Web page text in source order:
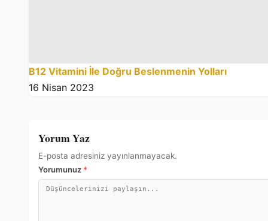
B12 Vitamini İle Doğru Beslenmenin Yolları
16 Nisan 2023
Yorum Yaz
E-posta adresiniz yayınlanmayacak.
Yorumunuz *